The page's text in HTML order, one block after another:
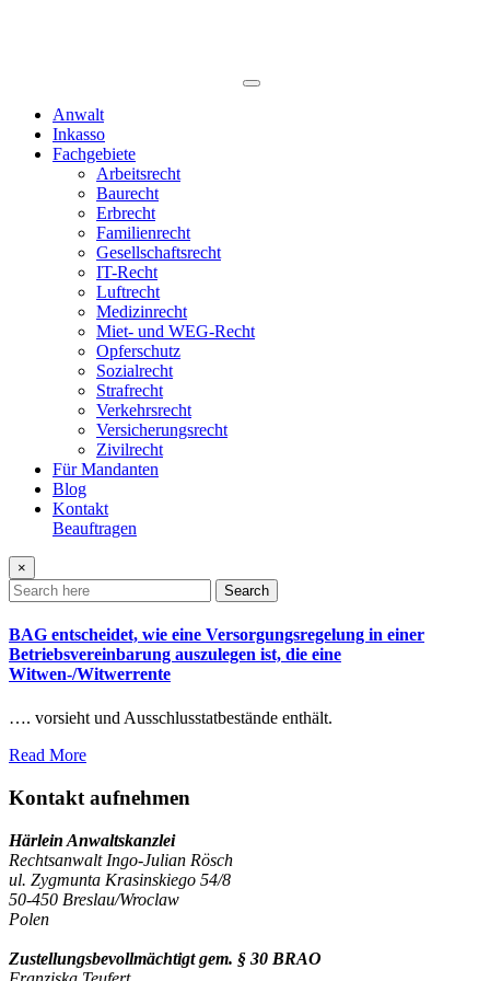
Anwalt
Inkasso
Fachgebiete
Arbeitsrecht
Baurecht
Erbrecht
Familienrecht
Gesellschaftsrecht
IT-Recht
Luftrecht
Medizinrecht
Miet- und WEG-Recht
Opferschutz
Sozialrecht
Strafrecht
Verkehrsrecht
Versicherungsrecht
Zivilrecht
Für Mandanten
Blog
Kontakt
Beauftragen
×
Search
BAG entscheidet, wie eine Versorgungsregelung in einer
Betriebsvereinbarung auszulegen ist, die eine
Witwen-/Witwerrente
…. vorsieht und Ausschlusstatbestände enthält.
Read More
Kontakt aufnehmen
Härlein Anwaltskanzlei
Rechtsanwalt Ingo-Julian Rösch
ul. Zygmunta Krasinskiego 54/8
50-450 Breslau/Wroclaw
Polen
Zustellungsbevollmächtigt gem. § 30 BRAO